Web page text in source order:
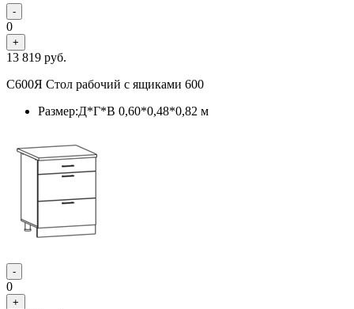
-
0
+
13 819 руб.
С600Я Стол рабочий с ящиками 600
Размер:Д*Г*В 0,60*0,48*0,82 м
-
0
+